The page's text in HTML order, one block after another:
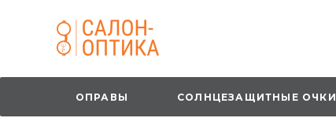
ОПРАВЫ СОЛНЦЕЗАЩИТНЫЕ ОЧКИ